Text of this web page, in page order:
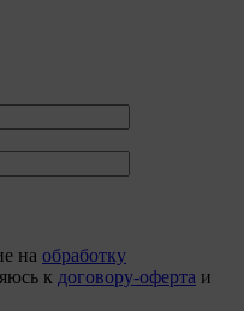
на обработку
к договору-оферта и